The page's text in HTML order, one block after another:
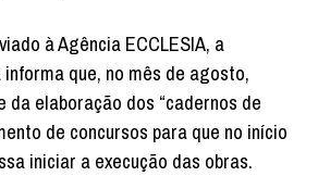
à Agência ECCLESIA, a
que, no mês de agosto,
da elaboração dos “cadernos de
de concursos para que no início
iniciar a execução das obras.